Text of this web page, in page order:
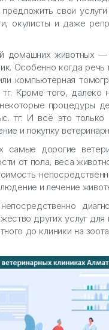
свои
окулисты и даже
домашних животных
Особенно когда
компьютерная
тг. Кроме того,
процедуры
тг. И всё это
и покупку
самые дорогие
от пола, веса
и лечение
других услуг
до клиники на